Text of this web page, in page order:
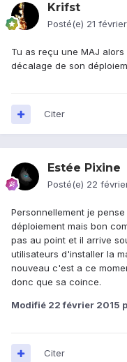
Krifst
Posté(e) 21
Tu as reçu une MAJ
décalage de son
Citer
Estée Pixine
Posté(e) 22
Personnellement je
déploiement mais bon
pas au point et il arrive
utilisateurs d'installer la
nouveau c'est a ce
donc que sa coince.
Modifié 22 février 2015
Citer